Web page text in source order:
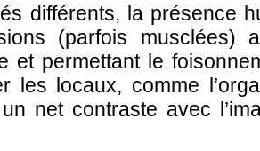
différents, la présence
(parfois musclées)
et permettant le
les locaux, comme
un net contraste avec